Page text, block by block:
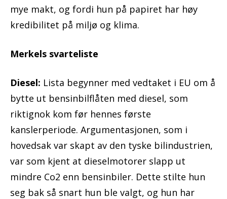
mye makt, og fordi hun på papiret har høy
kredibilitet på miljø og klima.
Merkels svarteliste
Diesel: Lista begynner med vedtaket i EU om å
bytte ut bensinbilflåten med diesel, som
riktignok kom før hennes første
kanslerperiode. Argumentasjonen, som i
hovedsak var skapt av den tyske bilindustrien,
var som kjent at dieselmotorer slapp ut
mindre Co2 enn bensinbiler. Dette stilte hun
seg bak så snart hun ble valgt, og hun har